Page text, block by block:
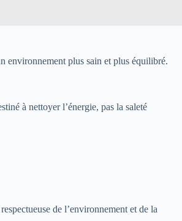
environnement plus sain et plus équilibré.
à nettoyer l’énergie, pas la saleté
de l’environnement et de la